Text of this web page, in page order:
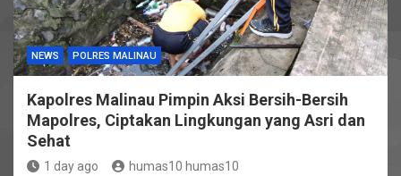
NEWS POLRES MALINAU
Kapolres Malinau Pimpin Aksi Bersih-Bersih
Mapolres, Ciptakan Lingkungan yang Asri dan
Sehat
1 day ago humas10 humas10